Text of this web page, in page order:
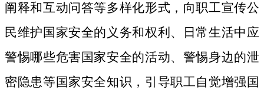
阐释和互动问答等多样化形式，向职工宣传公
民维护国家安全的义务和权利、日常生活中应
警惕哪些危害国家安全的活动、警惕身边的泄
密隐患等国家安全知识，引导职工自觉增强国